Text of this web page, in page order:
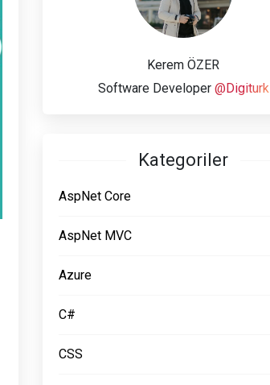
Kerem ÖZER
Software Developer @Digiturk
Kategoriler
AspNet Core
AspNet MVC
Azure
C#
CSS